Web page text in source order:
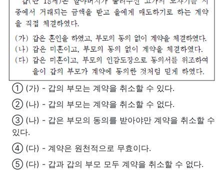
① (가) - 갑의 부모는 계약을 취소할 수 있다.
② (나) - 갑의 부모는 계약을 취소할 수 없다.
③ (나) - 갑은 부모의 동의를 받아야만 계약을 취소할 수
있다.
④ (다) - 계약은 원천적으로 무효이다.
⑤ (다) - 갑과 갑의 부모 모두 계약을 취소할 수 없다.